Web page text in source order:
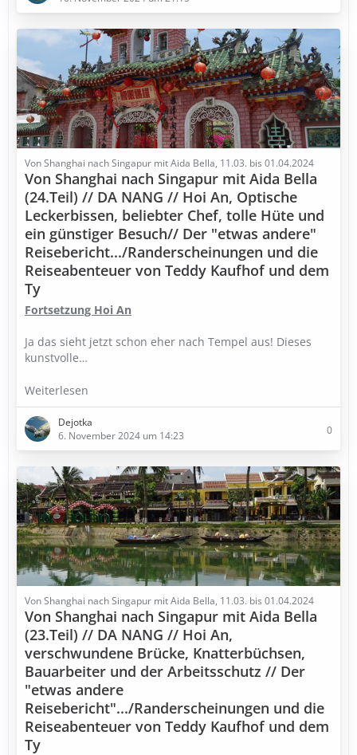
Von Shanghai nach Singapur mit Aida Bella, 11.03. bis 01.04.2024
Von Shanghai nach Singapur mit Aida Bella
(24.Teil) // DA NANG // Hoi An, Optische
Leckerbissen, beliebter Chef, tolle Hüte und
ein günstiger Besuch// Der "etwas andere"
Reisebericht.../Randerscheinungen und die
Reiseabenteuer von Teddy Kaufhof und dem
Ty
Fortsetzung Hoi An
Ja das sieht jetzt schon eher nach Tempel aus! Dieses
kunstvolle…
Weiterlesen
Dejotka
6. November 2024 um 14:23
0
Von Shanghai nach Singapur mit Aida Bella, 11.03. bis 01.04.2024
Von Shanghai nach Singapur mit Aida Bella
(23.Teil) // DA NANG // Hoi An,
verschwundene Brücke, Knatterbüchsen,
Bauarbeiter und der Arbeitsschutz // Der
"etwas andere
Reisebericht".../Randerscheinungen und die
Reiseabenteuer von Teddy Kaufhof und dem
Ty